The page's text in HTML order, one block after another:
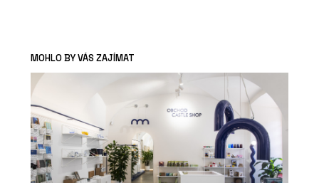
MOHLO BY VÁS ZAJÍMAT